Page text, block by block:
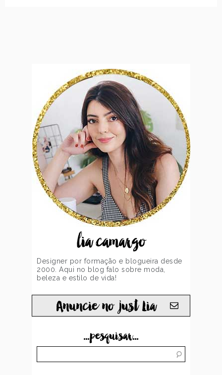
lia camargo
Designer por formação e blogueira desde
2000. Aqui no blog falo sobre moda,
beleza e estilo de vida!
Anuncie no just Lia
...pesquisar...